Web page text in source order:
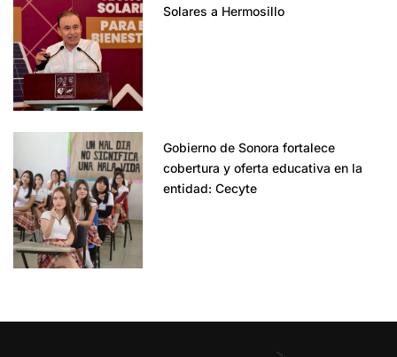
Solares a Hermosillo
Gobierno de Sonora fortalece
cobertura y oferta educativa en la
entidad: Cecyte